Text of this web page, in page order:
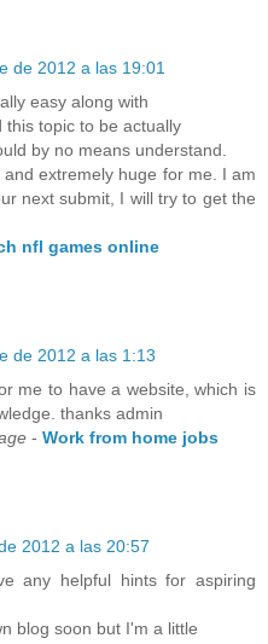
de 2012 a las 19:01
easy along with
topic to be actually
by no means understand.
extremely huge for me. I am
next submit, I will try to get the
nfl games online
de 2012 a las 1:13
me to have a website, which is
thanks admin
- Work from home jobs
2012 a las 20:57
any helpful hints for aspiring
blog soon but I'm a little